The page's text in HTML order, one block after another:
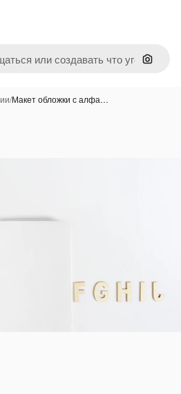
Поиск
/Макет обложки с алфа…